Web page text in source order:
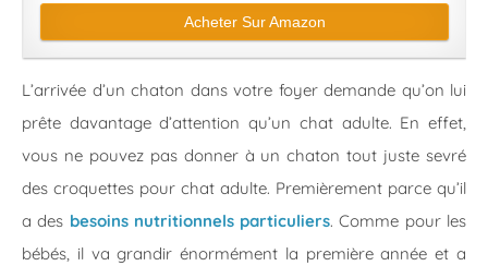
Acheter Sur Amazon
L’arrivée d’un chaton dans votre foyer demande qu’on lui
prête davantage d’attention qu’un chat adulte. En effet,
vous ne pouvez pas donner à un chaton tout juste sevré
des croquettes pour chat adulte. Premièrement parce qu’il
a des besoins nutritionnels particuliers. Comme pour les
bébés, il va grandir énormément la première année et a